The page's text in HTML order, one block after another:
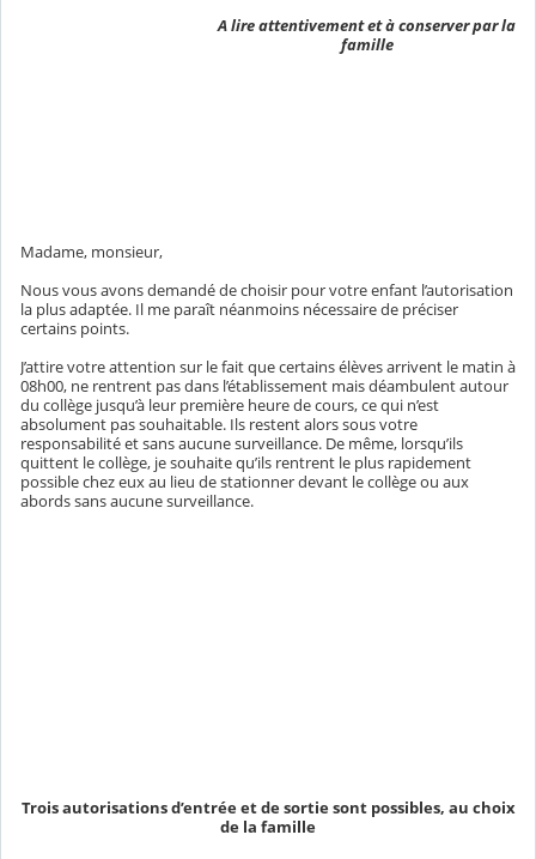
A lire attentivement et à conserver par la
famille
Madame, monsieur,
Nous vous avons demandé de choisir pour votre enfant l’autorisation
la plus adaptée. Il me paraît néanmoins nécessaire de préciser
certains points.
J’attire votre attention sur le fait que certains élèves arrivent le matin à
08h00, ne rentrent pas dans l’établissement mais déambulent autour
du collège jusqu’à leur première heure de cours, ce qui n’est
absolument pas souhaitable. Ils restent alors sous votre
responsabilité et sans aucune surveillance. De même, lorsqu’ils
quittent le collège, je souhaite qu’ils rentrent le plus rapidement
possible chez eux au lieu de stationner devant le collège ou aux
abords sans aucune surveillance.
Trois autorisations d’entrée et de sortie sont possibles, au choix
de la famille